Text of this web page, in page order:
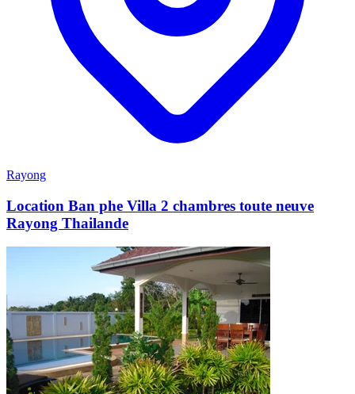
Rayong
Location Ban phe Villa 2 chambres toute neuve
Rayong Thailande